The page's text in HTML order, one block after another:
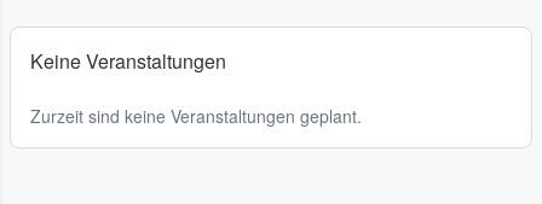
Keine Veranstaltungen
Zurzeit sind keine Veranstaltungen geplant.